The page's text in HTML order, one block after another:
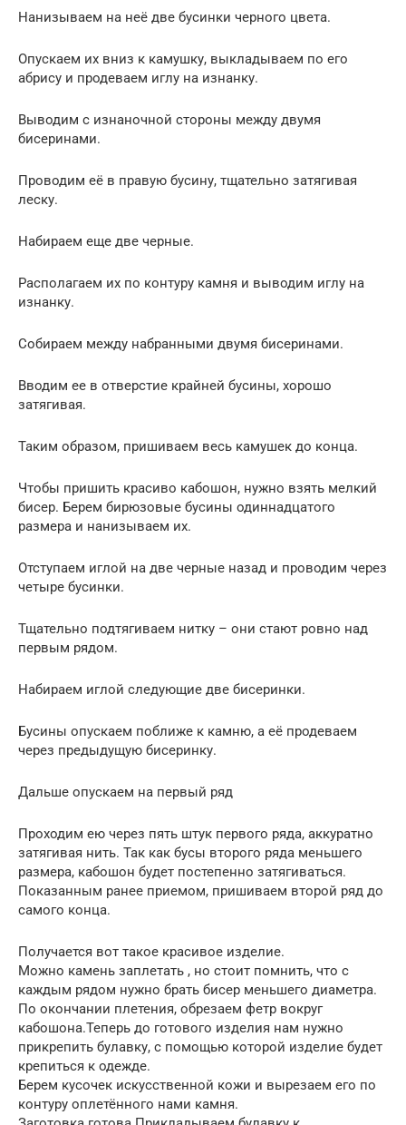
Нанизываем на неё две бусинки черного цвета.
Опускаем их вниз к камушку, выкладываем по его
абрису и продеваем иглу на изнанку.
Выводим с изнаночной стороны между двумя
бисеринами.
Проводим её в правую бусину, тщательно затягивая
леску.
Набираем еще две черные.
Располагаем их по контуру камня и выводим иглу на
изнанку.
Собираем между набранными двумя бисеринами.
Вводим ее в отверстие крайней бусины, хорошо
затягивая.
Таким образом, пришиваем весь камушек до конца.
Чтобы пришить красиво кабошон, нужно взять мелкий
бисер. Берем бирюзовые бусины одиннадцатого
размера и нанизываем их.
Отступаем иглой на две черные назад и проводим через
четыре бусинки.
Тщательно подтягиваем нитку – они стают ровно над
первым рядом.
Набираем иглой следующие две бисеринки.
Бусины опускаем поближе к камню, а её продеваем
через предыдущую бисеринку.
Дальше опускаем на первый ряд
Проходим ею через пять штук первого ряда, аккуратно
затягивая нить. Так как бусы второго ряда меньшего
размера, кабошон будет постепенно затягиваться.
Показанным ранее приемом, пришиваем второй ряд до
самого конца.
Получается вот такое красивое изделие.
Можно камень заплетать , но стоит помнить, что с
каждым рядом нужно брать бисер меньшего диаметра.
По окончании плетения, обрезаем фетр вокруг
кабошона.Теперь до готового изделия нам нужно
прикрепить булавку, с помощью которой изделие будет
крепиться к одежде.
Берем кусочек искусственной кожи и вырезаем его по
контуру оплетённого нами камня.